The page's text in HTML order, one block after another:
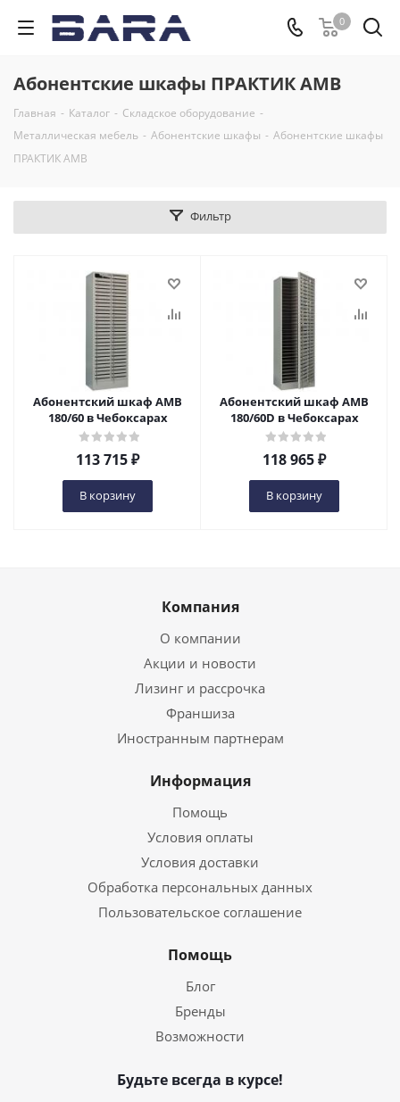
0
Абонентские шкафы ПРАКТИК AMB
Главная - Каталог - Складское оборудование -
Металлическая мебель - Абонентские шкафы - Абонентские шкафы
ПРАКТИК AMB
Фильтр
Абонентский шкаф AMB
180/60 в Чебоксарах
113 715₽
В корзину
Абонентский шкаф AMB
180/60D в Чебоксарах
118 965₽
В корзину
Компания
О компании
Акции и новости
Лизинг и рассрочка
Франшиза
Иностранным партнерам
Информация
Помощь
Условия оплаты
Условия доставки
Обработка персональных данных
Пользовательское соглашение
Помощь
Блог
Бренды
Возможности
Будьте всегда в курсе!